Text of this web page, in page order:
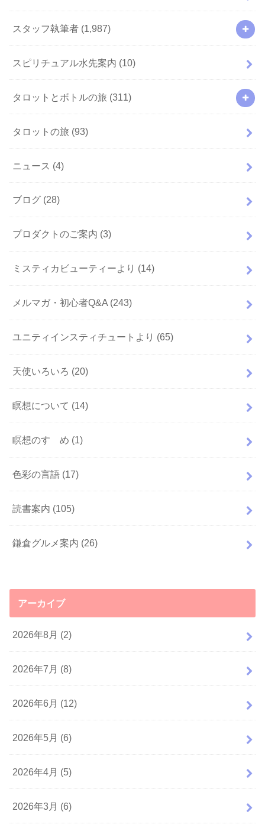
スタッフ執筆者 (1,987)
スピリチュアル水先案内 (10)
タロットとボトルの旅 (311)
タロットの旅 (93)
ニュース (4)
ブログ (28)
プロダクトのご案内 (3)
ミスティカビューティーより (14)
メルマガ・初心者Q&A (243)
ユニティインスティチュートより (65)
天使いろいろ (20)
瞑想について (14)
瞑想のすゝめ (1)
色彩の言語 (17)
読書案内 (105)
鎌倉グルメ案内 (26)
アーカイブ
2026年8月 (2)
2026年7月 (8)
2026年6月 (12)
2026年5月 (6)
2026年4月 (5)
2026年3月 (6)